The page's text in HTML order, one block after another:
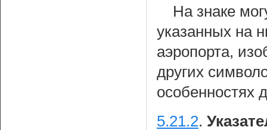
На знаке
указанных на
аэропорта,
других
особенностях
5.21.2.